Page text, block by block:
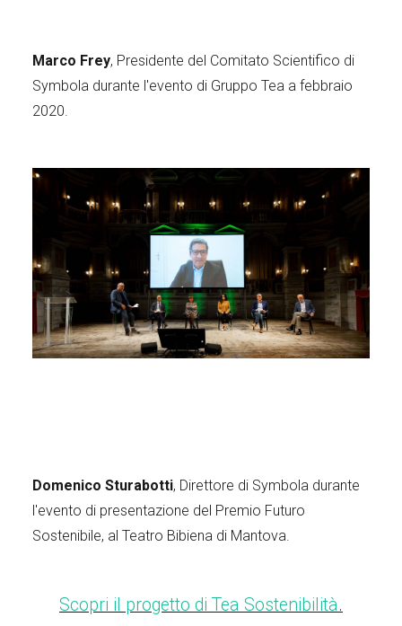
Marco Frey, Presidente del Comitato Scientifico di
Symbola durante l'evento di Gruppo Tea a febbraio
2020.
Domenico Sturabotti, Direttore di Symbola durante
l'evento di presentazione del Premio Futuro
Sostenibile, al Teatro Bibiena di Mantova.
Scopri il progetto di Tea Sostenibilità.